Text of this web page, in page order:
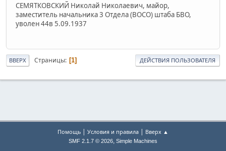
СЕМЯТКОВСКИЙ Николай Николаевич, майор,
заместитель начальника 3 Отдела (ВОСО) штаба БВО,
уволен 44в 5.09.1937
ВВЕРХ Страницы 1 ДЕЙСТВИЯ ПОЛЬЗОВАТЕЛЯ
Помощь | Условия и правила | Вверх ▲
SMF 2.1.7 © 2026, Simple Machines